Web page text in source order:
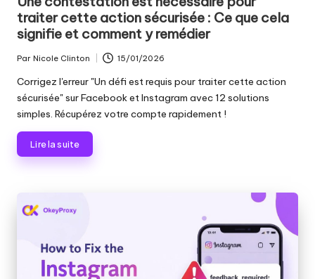
traiter cette action sécurisée : Ce que cela
signifie et comment y remédier
Publié
par
Par Nicole Clinton 15/01/2026
Corrigez l'erreur "Un défi est requis pour traiter cette action
sécurisée" sur Facebook et Instagram avec 12 solutions
simples. Récupérez votre compte rapidement !
Lire la suite